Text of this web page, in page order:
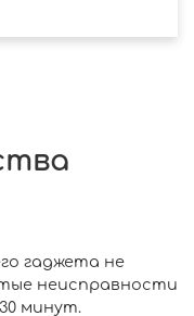
гаджета не
неисправности
минут.